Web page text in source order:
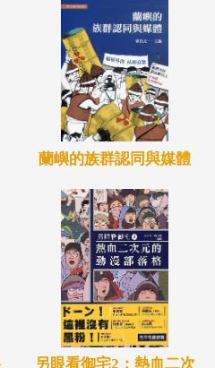
蘭嶼的族群認同與媒體
另眼看御宅2：熱血二次